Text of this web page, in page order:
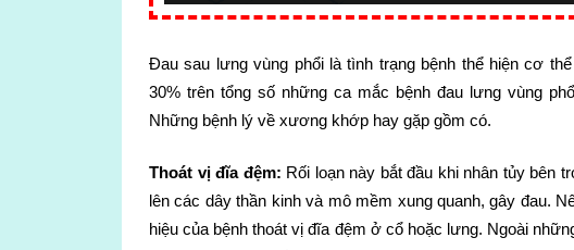
Đau sau lưng vùng phổi là tình trạng bệnh thể hiện cơ
30% trên tổng số những ca mắc bệnh đau lưng vùng
Những bệnh lý về xương khớp hay gặp gồm có.
Thoát vị đĩa đệm: Rối loạn này bắt đầu khi nhân tủy bên
lên các dây thần kinh và mô mềm xung quanh, gây đau.
hiệu của bệnh thoát vị đĩa đệm ở cổ hoặc lưng. Ngoài